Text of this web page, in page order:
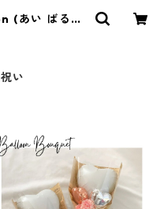
(あい ばる〜
い